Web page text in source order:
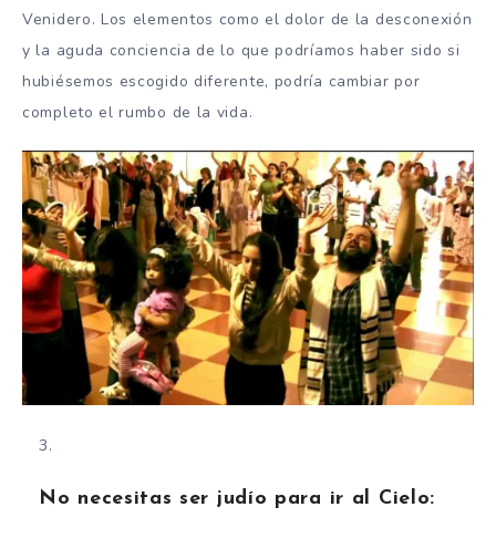
Venidero. Los elementos como el dolor de la desconexión
y la aguda conciencia de lo que podríamos haber sido si
hubiésemos escogido diferente, podría cambiar por
completo el rumbo de la vida.
No necesitas ser judío para ir al Cielo: